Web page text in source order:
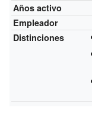
Años activo
Empleador
Distinciones